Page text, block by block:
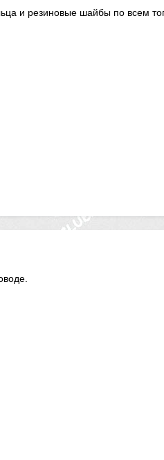
и резиновые шайбы по всем